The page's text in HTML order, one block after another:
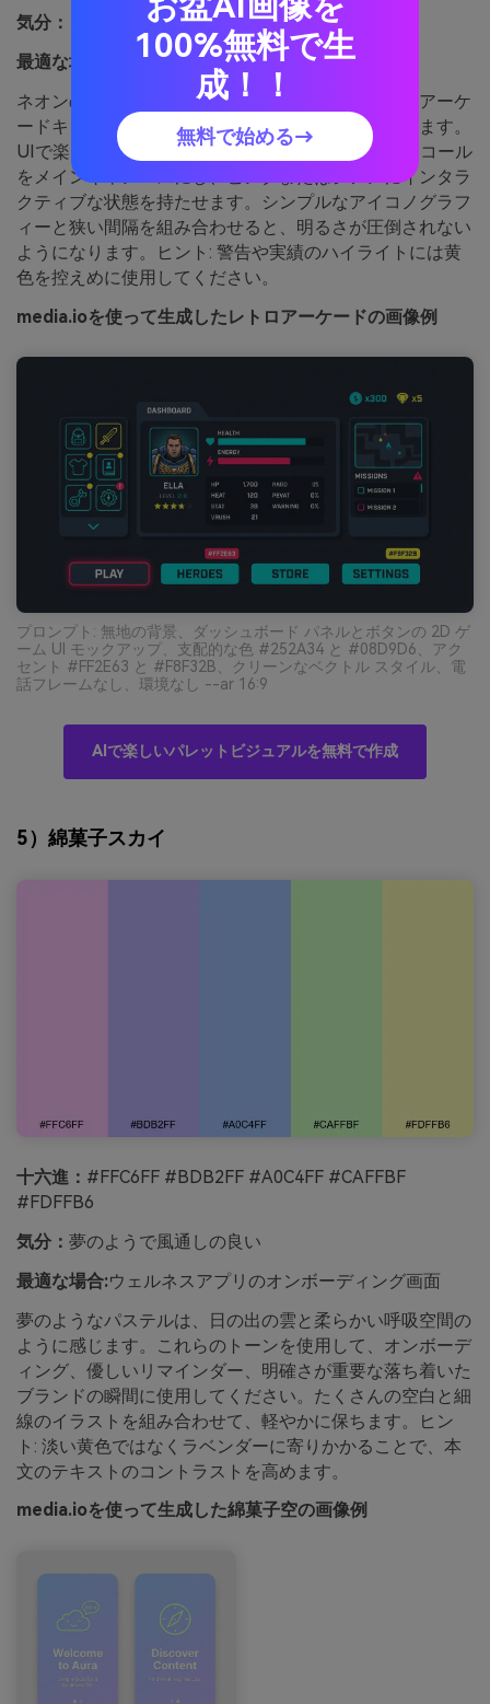
気分：
ノスタルジックでハイコントラスト
最適な場合:
ゲームUIモックアップ
ネオンのノスタルジアとピクセル時代のパンチは、アーケ
ードキャビネットと深夜のハイスコアを呼び起こします。
UIで楽しいカラーパレットを作るには、ダークチャコール
をメインキャンバスにし、ピンクまたはシアンにインタラ
クティブな状態を持たせます。シンプルなアイコノグラフ
ィーと狭い間隔を組み合わせると、明るさが圧倒されない
ようになります。ヒント: 警告や実績のハイライトには黄
色を控えめに使用してください。
media.ioを使って生成したレトロアーケードの画像例
プロンプト: 無地の背景、ダッシュボード パネルとボタンの 2D ゲ
ーム UI モックアップ、支配的な色 #252A34 と #08D9D6、アク
セント #FF2E63 と #F8F32B、クリーンなベクトル スタイル、電
話フレームなし、環境なし --ar 16:9
AIで楽しいパレットビジュアルを無料で作成
5）綿菓子スカイ
十六進： #FFC6FF #BDB2FF #A0C4FF #CAFFBF
#FDFFB6
気分： 夢のようで風通しの良い
最適な場合:ウェルネスアプリのオンボーディング画面
夢のようなパステルは、日の出の雲と柔らかい呼吸空間の
ように感じます。これらのトーンを使用して、オンボーデ
ィング、優しいリマインダー、明確さが重要な落ち着いた
ブランドの瞬間に使用してください。たくさんの空白と細
線のイラストを組み合わせて、軽やかに保ちます。ヒン
ト: 淡い黄色ではなくラベンダーに寄りかかることで、本
文のテキストのコントラストを高めます。
media.ioを使って生成した綿菓子空の画像例
100%無料で生
成！！
無料で始める→